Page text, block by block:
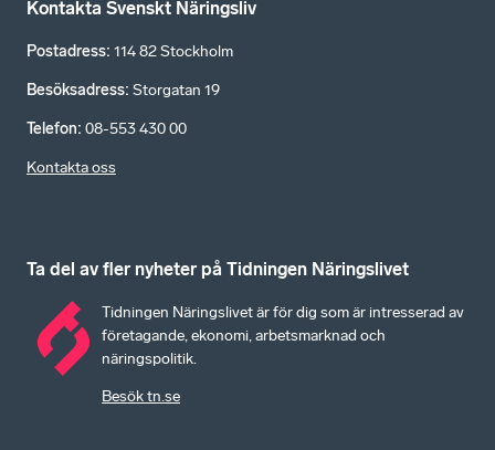
Kontakta Svenskt Näringsliv
Postadress: 114 82 Stockholm
Besöksadress: Storgatan 19
Telefon: 08-553 430 00
Kontakta oss
Ta del av fler nyheter på Tidningen Näringslivet
Tidningen Näringslivet är för dig som är intresserad av
företagande, ekonomi, arbetsmarknad och
näringspolitik.
Besök tn.se